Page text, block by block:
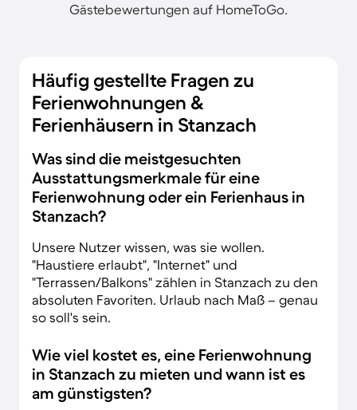
Gästebewertungen auf HomeToGo.
Häufig gestellte Fragen zu
Ferienwohnungen &
Ferienhäusern in Stanzach
Was sind die meistgesuchten
Ausstattungsmerkmale für eine
Ferienwohnung oder ein Ferienhaus in
Stanzach?
Unsere Nutzer wissen, was sie wollen.
"Haustiere erlaubt", "Internet" und
"Terrassen/Balkons" zählen in Stanzach zu den
absoluten Favoriten. Urlaub nach Maß – genau
so soll's sein.
Wie viel kostet es, eine Ferienwohnung
in Stanzach zu mieten und wann ist es
am günstigsten?